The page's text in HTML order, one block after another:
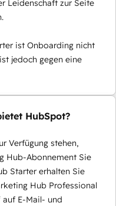
Leidenschaft zur Seite
ist Onboarding nicht
jedoch gegen eine
HubSpot?
Verfügung stehen,
Hub-Abonnement Sie
Starter erhalten Sie
Hub Professional
E-Mail- und